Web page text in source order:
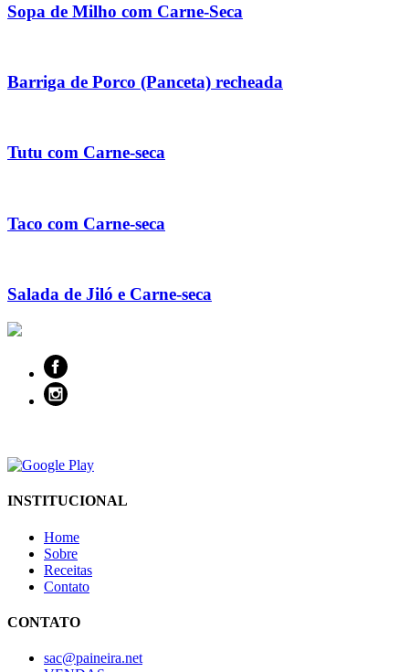
Sopa de Milho com Carne-Seca
Barriga de Porco (Panceta) recheada
Tutu com Carne-seca
Taco com Carne-seca
Salada de Jiló e Carne-seca
INSTITUCIONAL
Home
Sobre
Receitas
Contato
CONTATO
sac@paineira.net